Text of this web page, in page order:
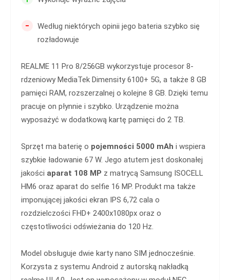
-
Według niektórych opinii jego bateria szybko się
rozładowuje
REALME 11 Pro 8/256GB wykorzystuje procesor 8-
rdzeniowy MediaTek Dimensity 6100+ 5G, a także 8 GB
pamięci RAM, rozszerzalnej o kolejne 8 GB. Dzięki temu
pracuje on płynnie i szybko. Urządzenie można
wyposażyć w dodatkową kartę pamięci do 2 TB.
Sprzęt ma baterię o pojemności 5000 mAh i wspiera
szybkie ładowanie 67 W. Jego atutem jest doskonałej
jakości aparat 108 MP z matrycą Samsung ISOCELL
HM6 oraz aparat do selfie 16 MP. Produkt ma także
imponującej jakości ekran IPS 6,72 cala o
rozdzielczości FHD+ 2400x1080px oraz o
częstotliwości odświeżania do 120 Hz.
Model obsługuje dwie karty nano SIM jednocześnie.
Korzysta z systemu Android z autorską nakładką